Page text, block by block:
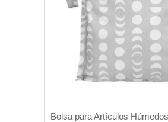
Bolsa para Artículos